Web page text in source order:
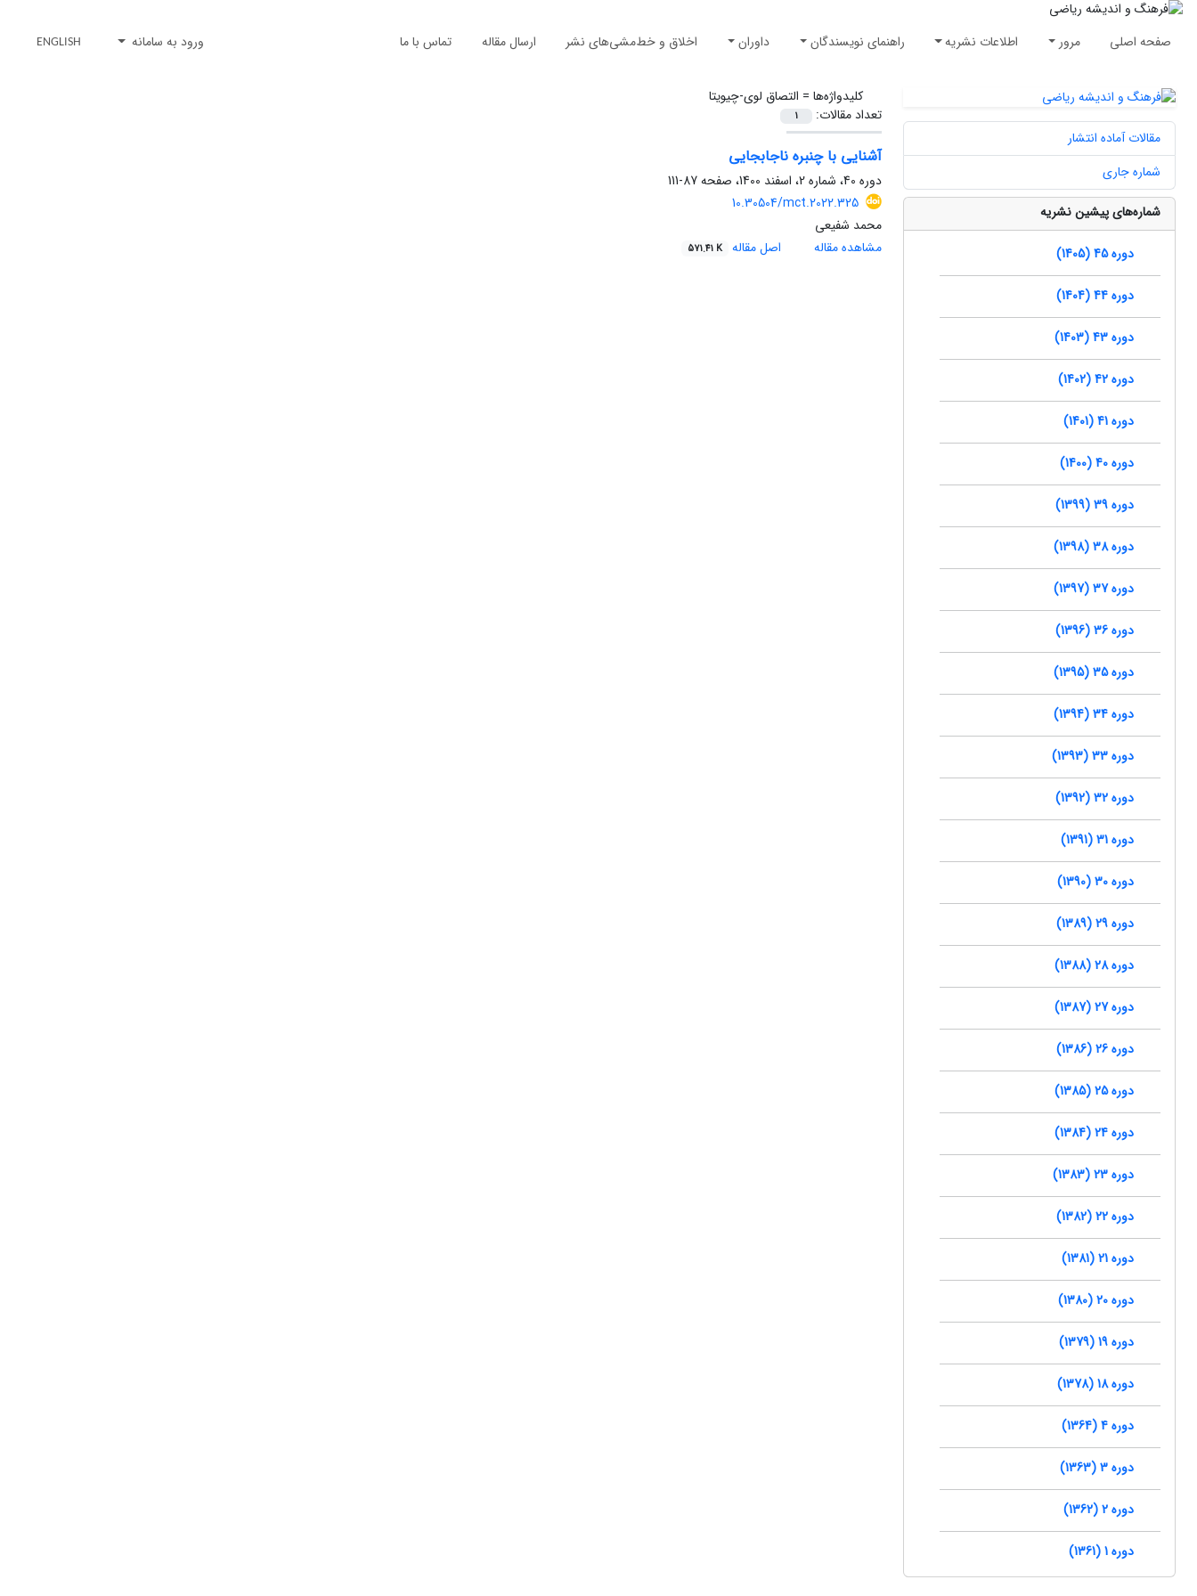
صفحه اصلی مرور اطلاعات نشریه راهنمای نویسندگان داوران اخلاق و خط‌مشی‌های نشر ارسال مقاله تماس با ما ورود به سامانه ENGLISH
کلیدواژه‌ها = التصاق لوی-چیویتا
تعداد مقالات:
1
آشنایی با چنبره ناجابجایی
دوره 40، شماره 2، اسفند 1400، صفحه
87-111
10.30504/mct.2022.325
محمد شفیعی
مشاهده مقاله
اصل مقاله 571.41 K
مقالات آماده انتشار
شماره جاری
شماره‌های پیشین نشریه
دوره 45 (1405)
دوره 44 (1404)
دوره 43 (1403)
دوره 42 (1402)
دوره 41 (1401)
دوره 40 (1400)
دوره 39 (1399)
دوره 38 (1398)
دوره 37 (1397)
دوره 36 (1396)
دوره 35 (1395)
دوره 34 (1394)
دوره 33 (1393)
دوره 32 (1392)
دوره 31 (1391)
دوره 30 (1390)
دوره 29 (1389)
دوره 28 (1388)
دوره 27 (1387)
دوره 26 (1386)
دوره 25 (1385)
دوره 24 (1384)
دوره 23 (1383)
دوره 22 (1382)
دوره 21 (1381)
دوره 20 (1380)
دوره 19 (1379)
دوره 18 (1378)
دوره 4 (1364)
دوره 3 (1363)
دوره 2 (1362)
دوره 1 (1361)